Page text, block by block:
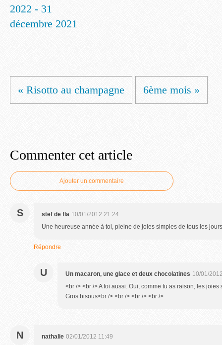
2022 - 31
décembre 2021
« Risotto au champagne 6ème mois »
Commenter cet article
Ajouter un commentaire
S stef de fla 10/01/2012 21:24
Une heureuse année à toi, pleine de joies simples de tous les
Répondre
U Un macaron, une glace et deux chocolatines 10/01/
<br /> <br /> A toi aussi. Oui, comme tu as raison, les
Gros bisous<br /> <br /> <br /> <br />
N nathalie 02/01/2012 11:49